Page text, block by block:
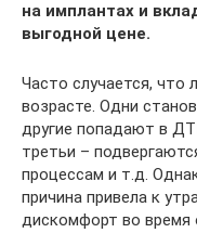
на имплантах и
выгодной цене.
Часто случается,
возрасте. Одни
другие попадают в
третьи –
процессам и т.д.
причина привела к
дискомфорт во время